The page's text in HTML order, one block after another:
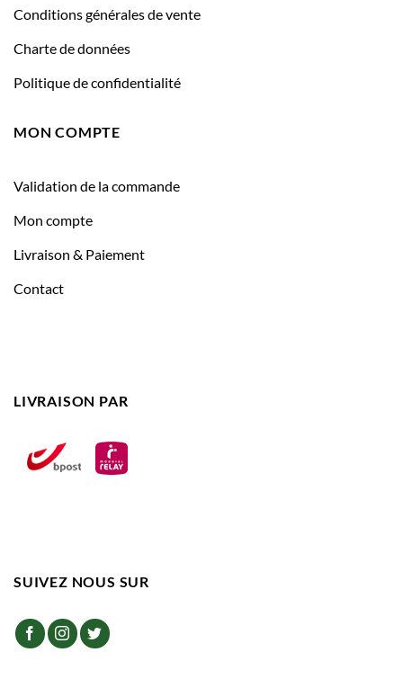
Conditions générales de vente
Charte de données
Politique de confidentialité
MON COMPTE
Validation de la commande
Mon compte
Livraison & Paiement
Contact
LIVRAISON PAR
SUIVEZ NOUS SUR